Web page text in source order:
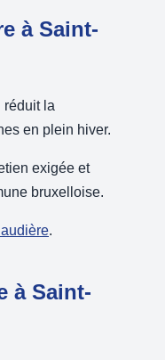
à Saint-
réduit la
en plein hiver.
exigée et
bruxelloise.
.
à Saint-